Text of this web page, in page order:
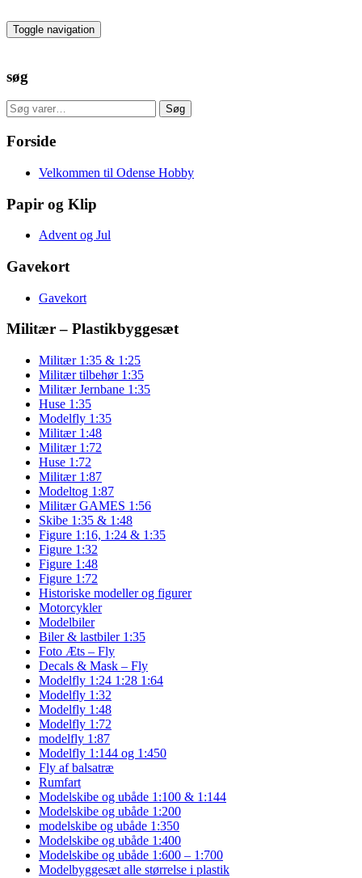
to
the
Toggle navigation
søg
Søg
efter:
Søg
Forside
Velkommen til Odense Hobby
Papir og Klip
Advent og Jul
Gavekort
Gavekort
Militær – Plastikbyggesæt
Militær 1:35 & 1:25
Militær tilbehør 1:35
Militær Jernbane 1:35
Huse 1:35
Modelfly 1:35
Militær 1:48
Militær 1:72
Huse 1:72
Militær 1:87
Modeltog 1:87
Militær GAMES 1:56
Skibe 1:35 & 1:48
Figure 1:16, 1:24 & 1:35
Figure 1:32
Figure 1:48
Figure 1:72
Historiske modeller og figurer
Motorcykler
Modelbiler
Biler & lastbiler 1:35
Foto Æts – Fly
Decals & Mask – Fly
Modelfly 1:24 1:28 1:64
Modelfly 1:32
Modelfly 1:48
Modelfly 1:72
modelfly 1:87
Modelfly 1:144 og 1:450
Fly af balsatræ
Rumfart
Modelskibe og ubåde 1:100 & 1:144
Modelskibe og ubåde 1:200
modelskibe og ubåde 1:350
Modelskibe og ubåde 1:400
Modelskibe og ubåde 1:600 – 1:700
Modelbyggesæt alle størrelse i plastik